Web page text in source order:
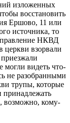
изложенных
восстановить
Ершово, 11 или
источника, то
НКВД
взорвали
могли видеть что-
не разобранными
трупы, которые
принадлежать
возможно, кому-